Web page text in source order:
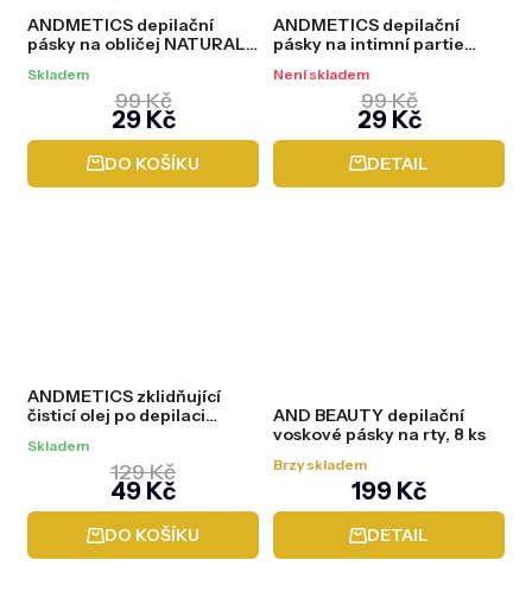
ANDMETICS depilační
pásky na obličej NATURAL
Skladem
29 Kč
99 Kč
DO KOŠÍKU
ANDMETICS depilační
pásky na intimní partie
Není skladem
29 Kč
99 Kč
DETAIL
ANDMETICS zklidňující
čisticí olej po depilaci
Skladem
49 Kč
129 Kč
DO KOŠÍKU
AND BEAUTY depilační
voskové pásky na rty, 8 ks
Brzy skladem
199 Kč
DETAIL